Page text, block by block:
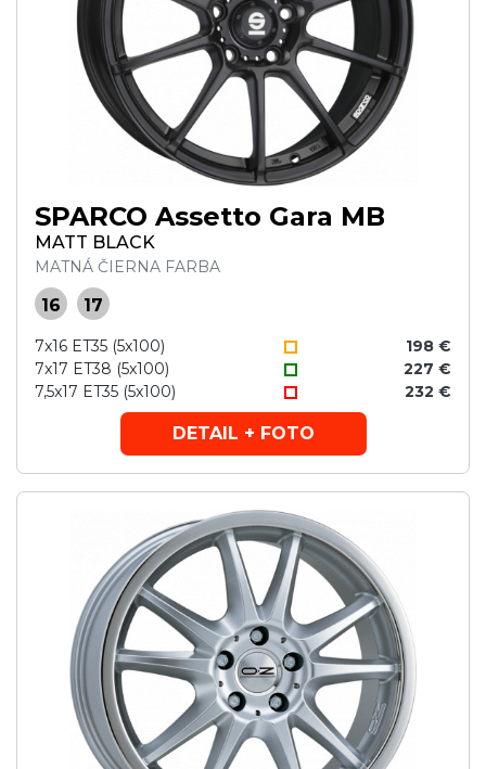
SPARCO Assetto Gara MB
MATT BLACK
MATNÁ ČIERNA FARBA
16 17
7x16 ET35 (5x100)
198 €
7x17 ET38 (5x100)
227 €
7,5x17 ET35 (5x100)
232 €
DETAIL + FOTO